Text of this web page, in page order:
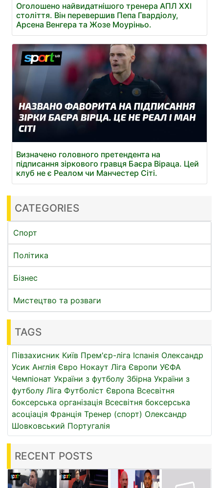
Оголошено найвидатнішого тренера АПЛ XXI
століття. Він перевершив Пепа Гвардіолу,
Арсена Венгера та Жозе Моуріньо.
Визначено головного претендента на
підписання зіркового гравця Баєра Віраца. Цей
клуб не є Реалом чи Манчестер Сіті.
CATEGORIES
Спорт
Політика
Бізнес
Мистецтво та розваги
TAGS
Півзахисник Київ Прем'єр-ліга Іспанія Олександр
Усик Англія Євро Нокаут Ліга Європи УЄФА
Чемпіонат України з футболу Збірна України з
футболу Ліга Футболіст Європа Всесвітня
боксерська організація Всесвітня боксерська
асоціація Франція Тренер (спорт) Олександр
Шовковський Португалія
RECENT POSTS